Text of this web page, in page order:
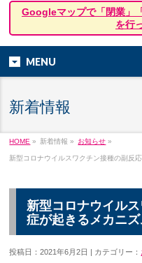
Googleマップで「閉業」
を行
MENU
新着情報
HOME » 新着情報 » お知らせ »
新型コロナウイルスワクチン接種の副反
新型コロナウイル
症が起きるメカニ
投稿日：2021年6月2日 | カテゴリー：